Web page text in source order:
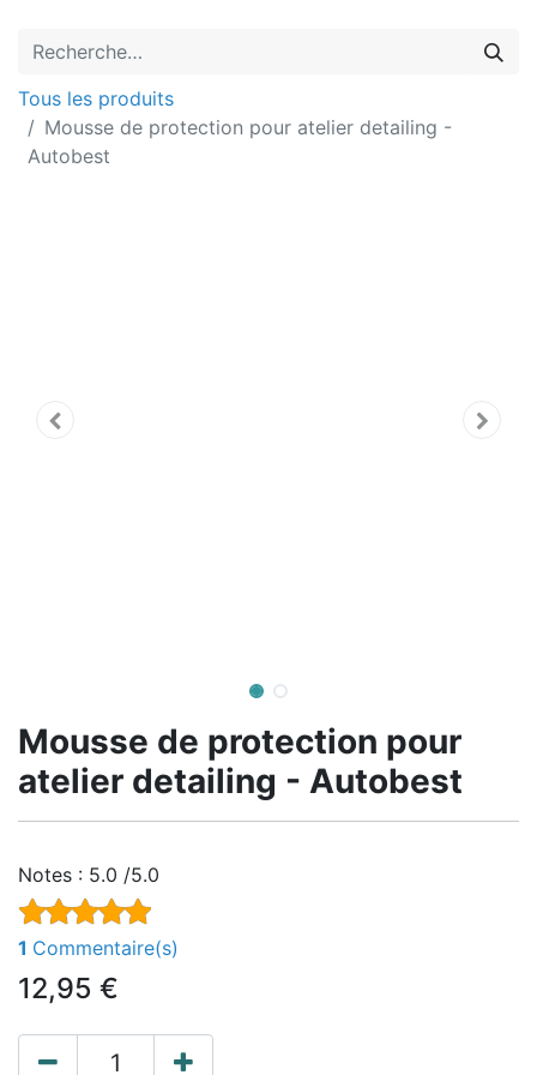
Tous les produits
Mousse de protection pour atelier detailing -
Autobest
Mousse de protection pour
atelier detailing - Autobest
Notes : 5.0 /5.0
1 Commentaire(s)
12,95 €